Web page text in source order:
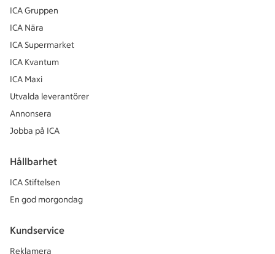
ICA Gruppen
ICA Nära
ICA Supermarket
ICA Kvantum
ICA Maxi
Utvalda leverantörer
Annonsera
Jobba på ICA
Hållbarhet
ICA Stiftelsen
En god morgondag
Kundservice
Reklamera